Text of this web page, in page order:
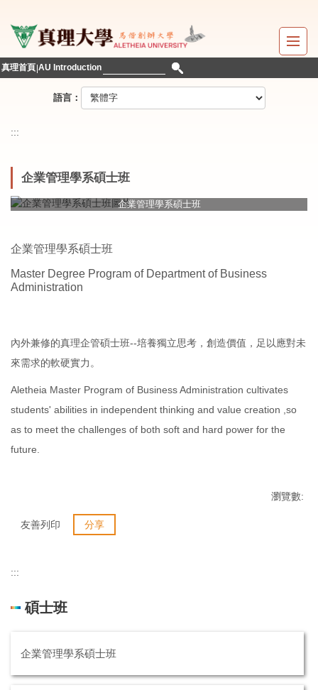
到
主
內
真理首頁 AU Introduction
語言：
:::
企業管理學系碩士班
企業管理學系碩士班
企業管理學系碩士班
Master Degree Program of Department of Business
Administration
內外兼修的真理企管碩士班--培養獨立思考，創造價值，足以應對未
來需求的軟硬實力。
Aletheia Master Program of Business Administration cultivates
students' abilities in independent thinking and value creation ,so
as to meet the challenges of both soft and hard power for the
future.
瀏覽數:
友善列印 分享
:::
碩士班
企業管理學系碩士班